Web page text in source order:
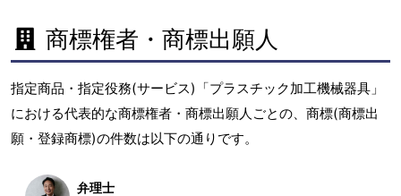
商標権者・商標出願人
指定商品・指定役務(サービス)「プラスチック加工機械器具」
における代表的な商標権者・商標出願人ごとの、商標(商標出
願・登録商標)の件数は以下の通りです。
弁理士